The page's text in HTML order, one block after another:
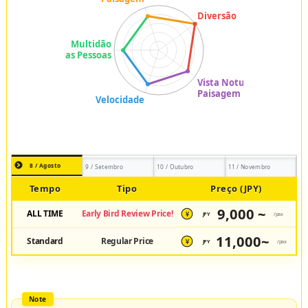
8 / Agosto 9 / Setembro 10 / Outubro 11 / Novembro
Tempo Tipo Preço (JPY)
ALL TIME Early Bird Review Price! ¥ JPY 9,000 ~ /pax
Standard Regular Price ¥ JPY 11,000~ /pax